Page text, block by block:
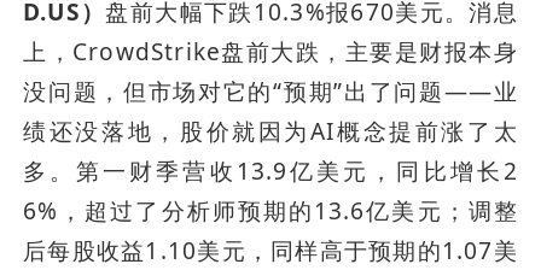
D.US）盘前大幅下跌10.3%报670美元。消息
上，CrowdStrike盘前大跌，主要是财报本身
没问题，但市场对它的“预期”出了问题——业
绩还没落地，股价就因为AI概念提前涨了太
多。第一财季营收13.9亿美元，同比增长2
6%，超过了分析师预期的13.6亿美元；调整
后每股收益1.10美元，同样高于预期的1.07美